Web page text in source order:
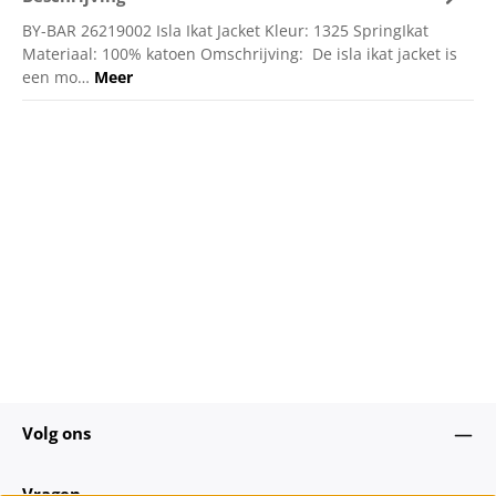
BY-BAR 26219002 Isla Ikat Jacket Kleur: 1325 SpringIkat
Materiaal: 100% katoen Omschrijving: De isla ikat jacket is
een mo… Meer
Volg ons